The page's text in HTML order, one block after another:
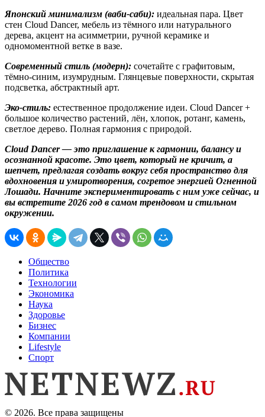
Японский минимализм (ваби-саби): идеальная пара. Цвет
стен Cloud Dancer, мебель из тёмного или натурального
дерева, акцент на асимметрии, ручной керамике и
одномоментной ветке в вазе.
Современный стиль (модерн): сочетайте с графитовым,
тёмно-синим, изумрудным. Глянцевые поверхности, скрытая
подсветка, абстрактный арт.
Эко-стиль: естественное продолжение идеи. Cloud Dancer +
большое количество растений, лён, хлопок, ротанг, камень,
светлое дерево. Полная гармония с природой.
Cloud Dancer — это приглашение к гармонии, балансу и
осознанной красоте. Это цвет, который не кричит, а
шепчет, предлагая создать вокруг себя пространство для
вдохновения и умиротворения, согретое энергией Огненной
Лошади. Начните экспериментировать с ним уже сейчас, и
вы встретите 2026 год в самом трендовом и стильном
окружении.
Общество
Политика
Технологии
Экономика
Наука
Здоровье
Бизнес
Компании
Lifestyle
Спорт
© 2026. Все права защищены